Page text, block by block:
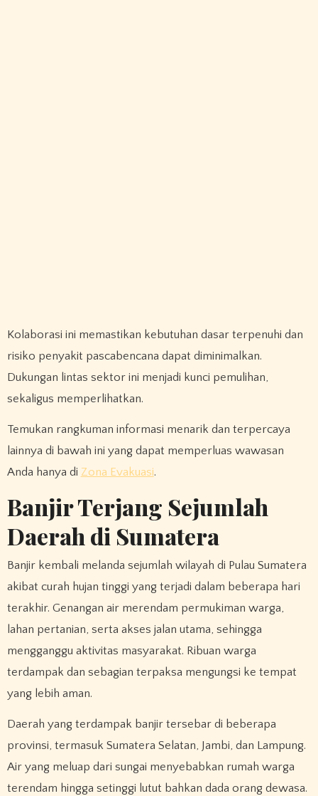
Kolaborasi ini memastikan kebutuhan dasar terpenuhi dan
risiko penyakit pascabencana dapat diminimalkan.
Dukungan lintas sektor ini menjadi kunci pemulihan,
sekaligus memperlihatkan.
Temukan rangkuman informasi menarik dan terpercaya
lainnya di bawah ini yang dapat memperluas wawasan
Anda hanya di Zona Evakuasi.
Banjir Terjang Sejumlah
Daerah di Sumatera
Banjir kembali melanda sejumlah wilayah di Pulau Sumatera
akibat curah hujan tinggi yang terjadi dalam beberapa hari
terakhir. Genangan air merendam permukiman warga,
lahan pertanian, serta akses jalan utama, sehingga
mengganggu aktivitas masyarakat. Ribuan warga
terdampak dan sebagian terpaksa mengungsi ke tempat
yang lebih aman.
Daerah yang terdampak banjir tersebar di beberapa
provinsi, termasuk Sumatera Selatan, Jambi, dan Lampung.
Air yang meluap dari sungai menyebabkan rumah warga
terendam hingga setinggi lutut bahkan dada orang dewasa.